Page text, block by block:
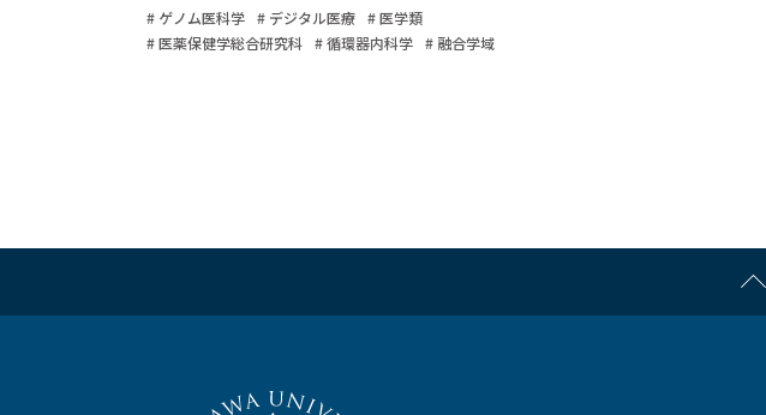
# ゲノム医科学 # デジタル医療 # 医学類
# 医薬保健学総合研究科 # 循環器内科学 # 融合学域